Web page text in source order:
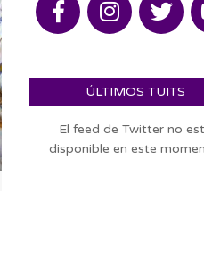
ÚLTIMOS TUITS
El feed de Twitter no
disponible en este